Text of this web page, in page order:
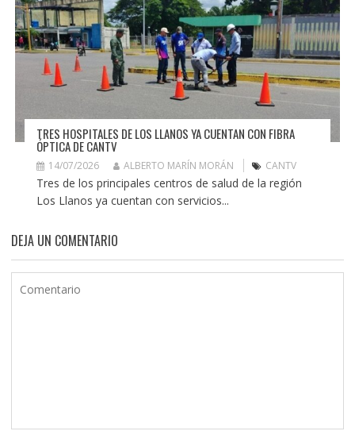
TRES HOSPITALES DE LOS LLANOS YA CUENTAN CON FIBRA
ÓPTICA DE CANTV
14/07/2026 ALBERTO MARÍN MORÁN CANTV
Tres de los principales centros de salud de la región
Los Llanos ya cuentan con servicios...
DEJA UN COMENTARIO